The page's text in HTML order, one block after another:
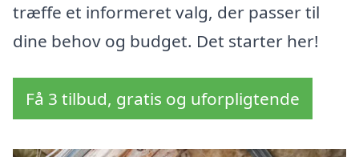
træffe et informeret valg, der passer til
dine behov og budget. Det starter her!
Få 3 tilbud, gratis og uforpligtende